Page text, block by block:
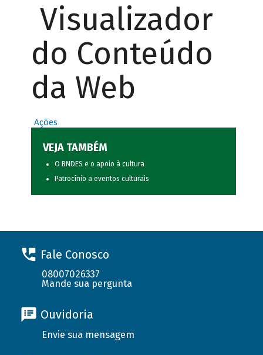
Visualizador
do Conteúdo
da Web
Ações
VEJA TAMBÉM
O BNDES e o apoio à cultura
Patrocínio a eventos culturais
Fale Conosco
08007026337
Mande sua pergunta
Ouvidoria
Envie sua mensagem